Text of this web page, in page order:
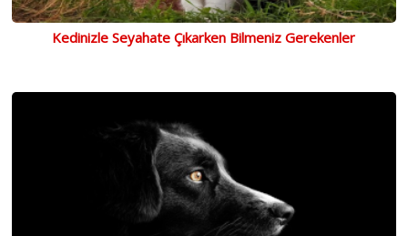
Kedinizle Seyahate Çıkarken Bilmeniz Gerekenler